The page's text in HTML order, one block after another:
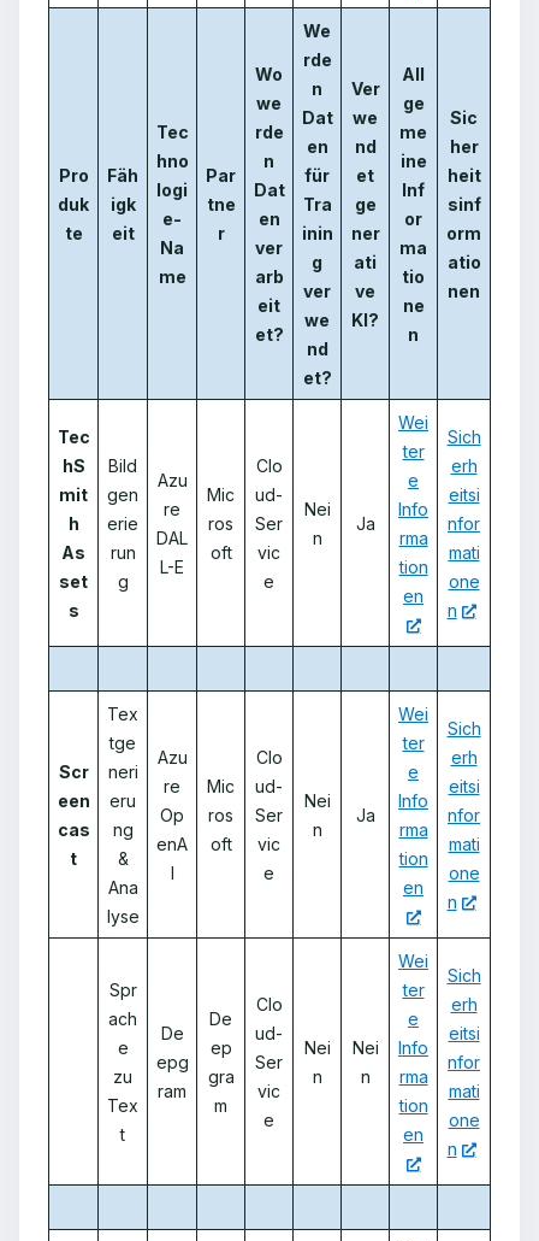
Pro
duk
te
Fäh
igk
eit
Tec
hno
logi
e-
Na
me
Par
tne
r
Wo
we
rde
n
Dat
en
ver
arb
eit
et?
We
rde
n
Dat
en
für
Tra
inin
g
ver
we
nd
et?
Ver
we
nd
et
ge
ner
ati
ve
KI?
All
ge
me
ine
Inf
or
ma
tio
ne
n
Sic
her
heit
sinf
orm
atio
nen
Tec
hS
mit
h
As
set
s
Bild
gen
erie
run
g
Azu
re
DAL
L-E
Mic
ros
oft
Clo
ud-
Ser
vic
e
Nei
n
Ja
Wei
ter
e
Info
rma
tion
en
Sich
erh
eitsi
nfor
mati
one
n
Scr
een
cas
t
Tex
tge
neri
eru
ng
&
Ana
lyse
Azu
re
Op
enA
I
Mic
ros
oft
Clo
ud-
Ser
vic
e
Nei
n
Ja
Wei
ter
e
Info
rma
tion
en
Sich
erh
eitsi
nfor
mati
one
n
Spr
ach
e
zu
Tex
t
De
epg
ram
De
ep
gra
m
Clo
ud-
Ser
vic
e
Nei
n
Nei
n
Wei
ter
e
Info
rma
tion
en
Sich
erh
eitsi
nfor
mati
one
n